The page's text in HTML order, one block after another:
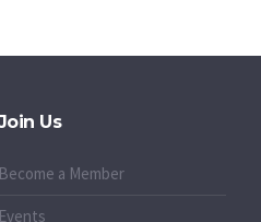
Us
a Member